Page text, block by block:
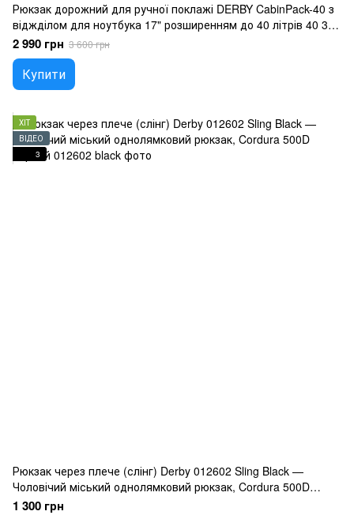
Рюкзак дорожний для ручної поклажі DERBY CabinPack-40 з
віджділом для ноутбука 17" розширенням до 40 літрів 40 30
20 для подорожей сірий
2 990 грн 3 600 грн
Купити
ХІТ
ВІДЕО
3
Рюкзак через плече (слінг) Derby 012602 Sling Black —
Чоловічий міський однолямковий рюкзак, Cordura 500D
чорний
1 300 грн